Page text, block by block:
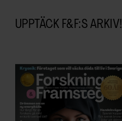
UPPTÄCK F&F:S ARKIV!